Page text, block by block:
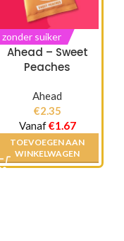
zonder suiker
Ahead – Sweet
Peaches
Ahead
€2.35
Vanaf€1.67
TOEVOEGEN AAN
WINKELWAGEN